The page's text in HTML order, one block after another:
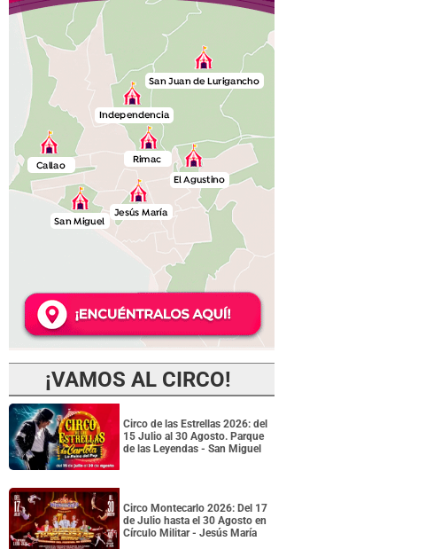
¡VAMOS AL CIRCO!
Circo de las Estrellas 2026: del
15 Julio al 30 Agosto. Parque
de las Leyendas - San Miguel
Circo Montecarlo 2026: Del 17
de Julio hasta el 30 Agosto en
Círculo Militar - Jesús María